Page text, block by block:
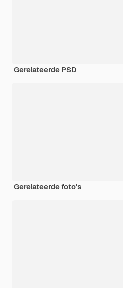
Gerelateerde PSD
Gerelateerde foto's